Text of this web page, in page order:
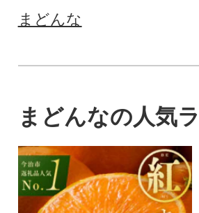
まどんな
まどんなの人気